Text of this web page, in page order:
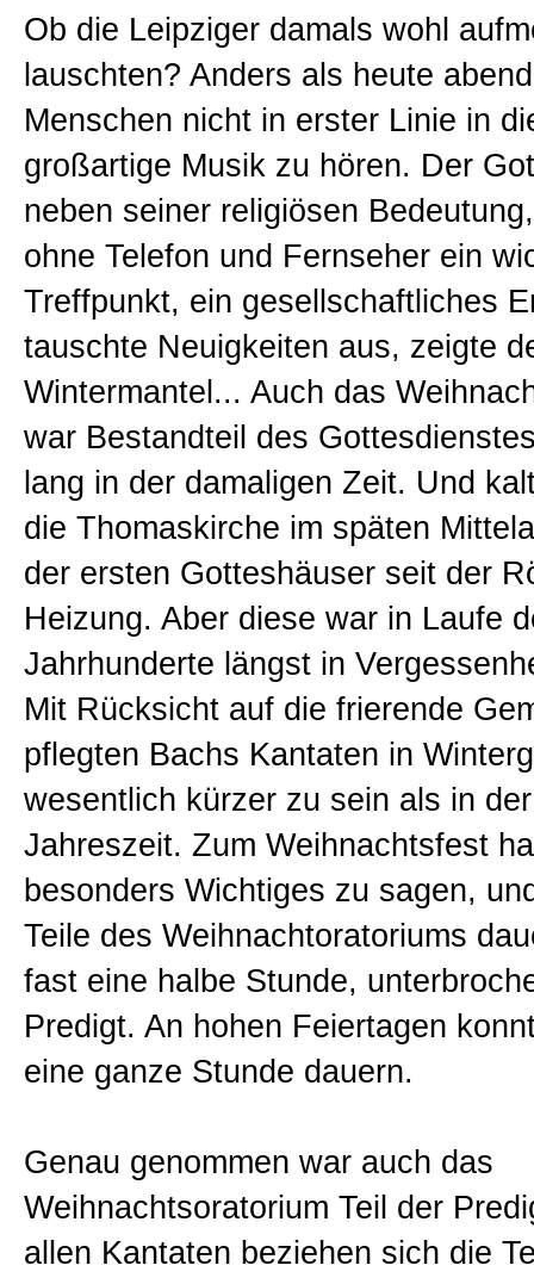
Ob die Leipziger damals wohl
lauschten? Anders als heute
Menschen nicht in erster Linie in
großartige Musik zu hören. Der
neben seiner religiösen
ohne Telefon und Fernseher ein
Treffpunkt, ein gesellschaftliches
tauschte Neuigkeiten aus, zeigte
Wintermantel... Auch das
war Bestandteil des
lang in der damaligen Zeit. Und
die Thomaskirche im späten
der ersten Gotteshäuser seit der
Heizung. Aber diese war in Laufe
Jahrhunderte längst in
Mit Rücksicht auf die frierende
pflegten Bachs Kantaten in
wesentlich kürzer zu sein als in
Jahreszeit. Zum Weihnachtsfest
besonders Wichtiges zu sagen,
Teile des Weihnachtoratoriums
fast eine halbe Stunde,
Predigt. An hohen Feiertagen
eine ganze Stunde dauern.
Genau genommen war auch das
Weihnachtsoratorium Teil der
allen Kantaten beziehen sich die